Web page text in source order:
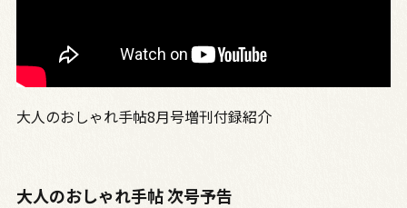
大人のおしゃれ手帖8月号増刊付録紹介
大人のおしゃれ手帖 次号予告